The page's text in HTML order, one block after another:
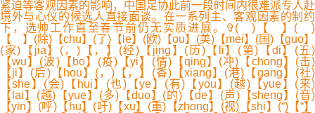
紧迫等客观因素的影响，中国足协此前一段时间内很难派专人赴
境外与心仪的候选人直接面谈。在一系列主、客观因素的制约
下，选帅工作直至春节前仍无实质进展。✞( )【 】( )
【 】(除)【chu】(了)【le】(欧)【ou】(美)【mei】(国)【guo】
(家)【jia】(，)【，】(经)【jing】(历)【li】(第)【di】(五)
【wu】(波)【bo】(疫)【yi】(情)【qing】(冲)【chong】(击)
【ji】(后)【hou】(，)【，】(香)【xiang】(港)【gang】(社)
【she】(会)【hui】(也)【ye】(有)【you】(越)【yue】(来)
【lai】(越)【yue】(多)【duo】(的)【de】(声)【sheng】(音)
【yin】(呼)【hu】(吁)【xu】(重)【zhong】(视)【shi】(“)【“】